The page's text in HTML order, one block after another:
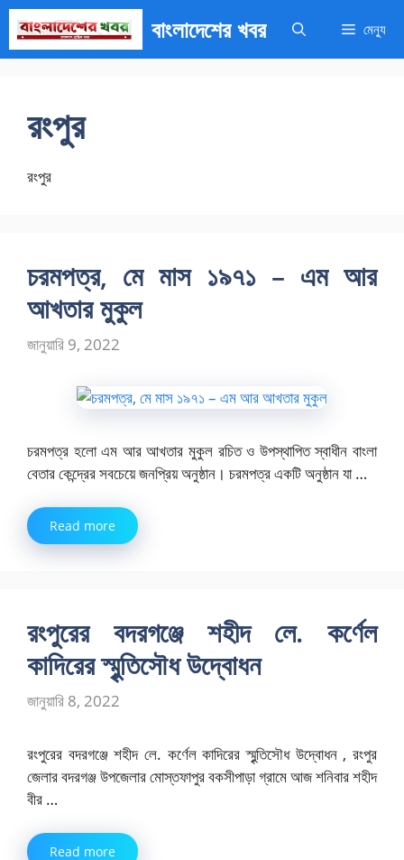
এড়িেয়
লেখায়
যান
বাংলাদেশের খবর মেন্যু
রংপুর
রংপুর
চরমপত্র, মে মাস ১৯৭১ – এম আর
আখতার মুকুল
জানুয়ারি 9, 2022
চরমপত্র হলো এম আর আখতার মুকুল রচিত ও উপস্থাপিত স্বাধীন বাংলা
বেতার কেন্দ্রের সবচেয়ে জনপ্রিয় অনুষ্ঠান। চরমপত্র একটি অনুষ্ঠান যা …
Read more
রংপুরের বদরগঞ্জে শহীদ লে. কর্ণেল
কাদিরের স্মৃুতিসৌধ উদ্বোধন
জানুয়ারি 8, 2022
রংপুরের বদরগঞ্জে শহীদ লে. কর্ণেল কাদিরের স্মৃুতিসৌধ উদ্বোধন , রংপুর
জেলার বদরগঞ্জ উপজেলার মোস্তফাপুর বকসীপাড়া গ্রামে আজ শনিবার শহীদ
বীর …
Read more